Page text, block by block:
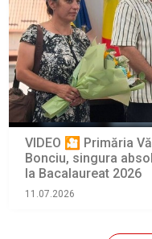
VIDEO 🎦 Primăria
Bonciu, singura
la Bacalaureat 2026
11.07.2026